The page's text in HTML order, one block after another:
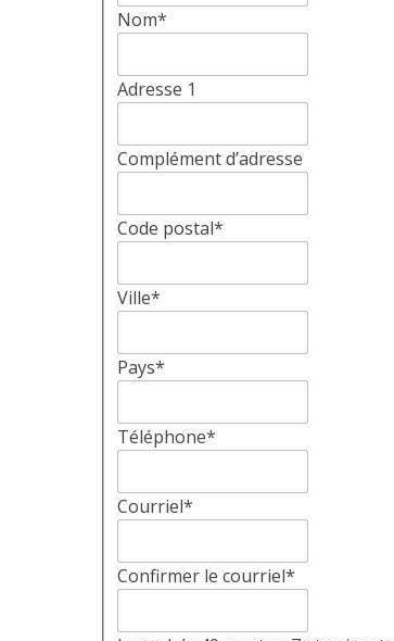
Nom*
Adresse 1
Complément d’adresse
Code postal*
Ville*
Pays*
Téléphone*
Courriel*
Confirmer le courriel*